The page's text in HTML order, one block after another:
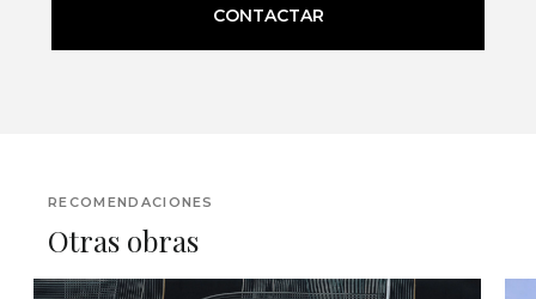
CONTACTAR
RECOMENDACIONES
Otras obras